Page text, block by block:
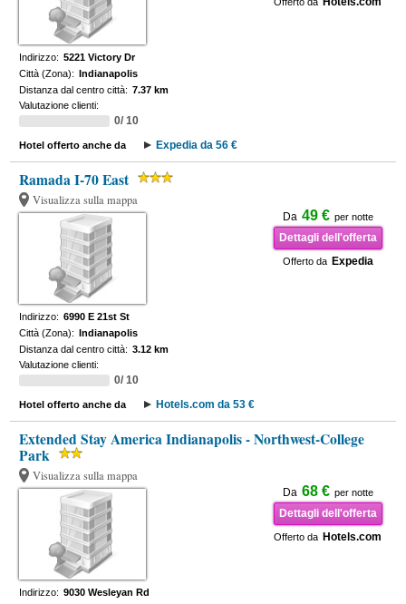
Indirizzo: 5221 Victory Dr
Città (Zona): Indianapolis
Distanza dal centro città: 7.37 km
Valutazione clienti:
0/ 10
Hotel offerto anche da Expedia da 56 €
Ramada I-70 East
Visualizza sulla mappa
Da 49 € per notte
Dettagli dell'offerta
Offerto da Expedia
Indirizzo: 6990 E 21st St
Città (Zona): Indianapolis
Distanza dal centro città: 3.12 km
Valutazione clienti:
0/ 10
Hotel offerto anche da Hotels.com da 53 €
Extended Stay America Indianapolis - Northwest-College
Park
Visualizza sulla mappa
Da 68 € per notte
Dettagli dell'offerta
Offerto da Hotels.com
Indirizzo: 9030 Wesleyan Rd